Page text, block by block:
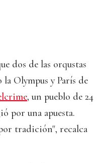
dos de las orqustas
Olympus y París de
, un pueblo de 24
por una apuesta.
tradición", recalca